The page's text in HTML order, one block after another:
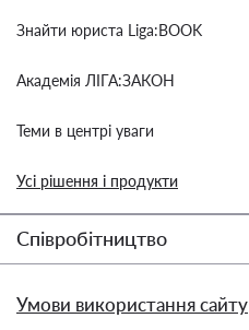
Знайти юриста Liga:BOOK
Академія ЛІГА:ЗАКОН
Теми в центрі уваги
Усі рішення і продукти
Співробітництво
Умови використання сайту